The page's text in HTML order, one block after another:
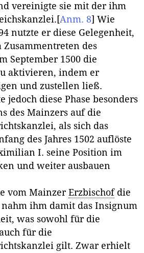
vereinigte sie mit der ihm
[Anm. 8] Wie
nutzte er diese Gelegenheit,
Zusammentreten des
September 1500 die
aktivieren, indem er
und zustellen ließ.
jedoch diese Phase besonders
des Mainzers auf die
als sich das
des Jahres 1502 auflöste
I. seine Position im
und weiter ausbauen
vom Mainzer Erzbischofdie
nahm ihm damit das Insignum
was sowohl für die
für die
gilt. Zwar erhielt